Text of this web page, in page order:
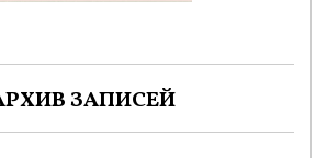
ЗАПИСЕЙ